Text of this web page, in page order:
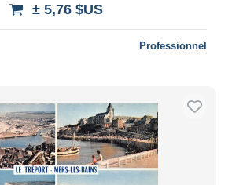
± 5,76 $US
Professionnel